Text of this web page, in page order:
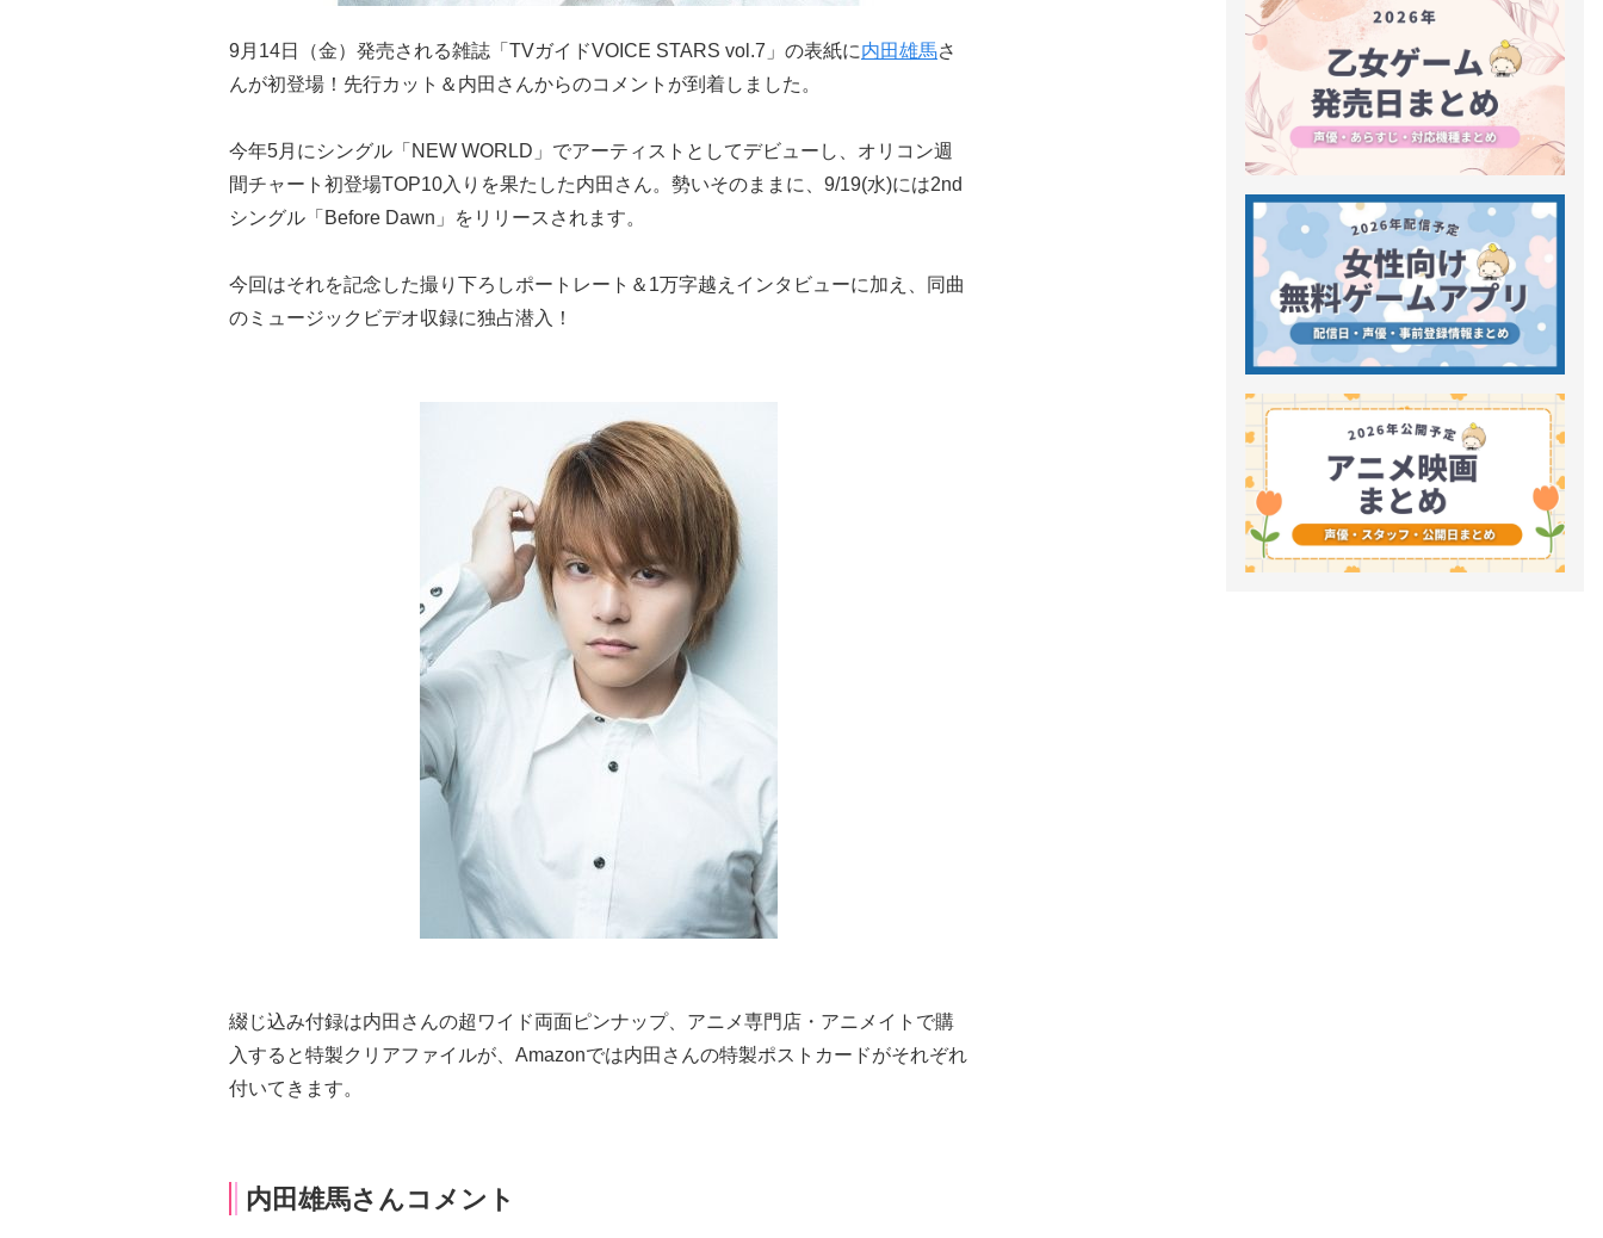
9月14日（金）発売される雑誌「TVガイドVOICE STARS vol.7」の表紙に内田雄馬さ
んが初登場！先行カット＆内田さんからのコメントが到着しました。
今年5月にシングル「NEW WORLD」でアーティストとしてデビューし、オリコン週
間チャート初登場TOP10入りを果たした内田さん。勢いそのままに、9/19(水)には2nd
シングル「Before Dawn」をリリースされます。
今回はそれを記念した撮り下ろしポートレート＆1万字越えインタビューに加え、同曲
のミュージックビデオ収録に独占潜入！
綴じ込み付録は内田さんの超ワイド両面ピンナップ、アニメ専門店・アニメイトで購
入すると特製クリアファイルが、Amazonでは内田さんの特製ポストカードがそれぞれ
付いてきます。
内田雄馬さんコメント